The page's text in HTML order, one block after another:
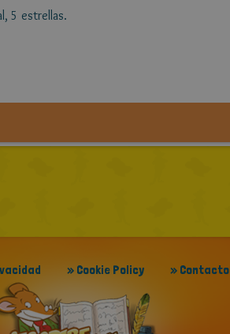
5 estrellas.
» Cookie Policy » Contacto